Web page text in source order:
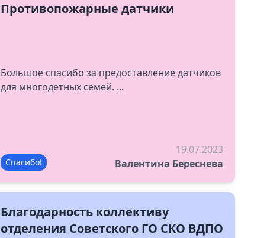
Противопожарные датчики
Большое спасибо за предоставление датчиков
для многодетных семей. ...
Спасибо!
19.07.2023
Валентина Береснева
Благодарность коллективу
отделения Советского ГО СКО ВДПО